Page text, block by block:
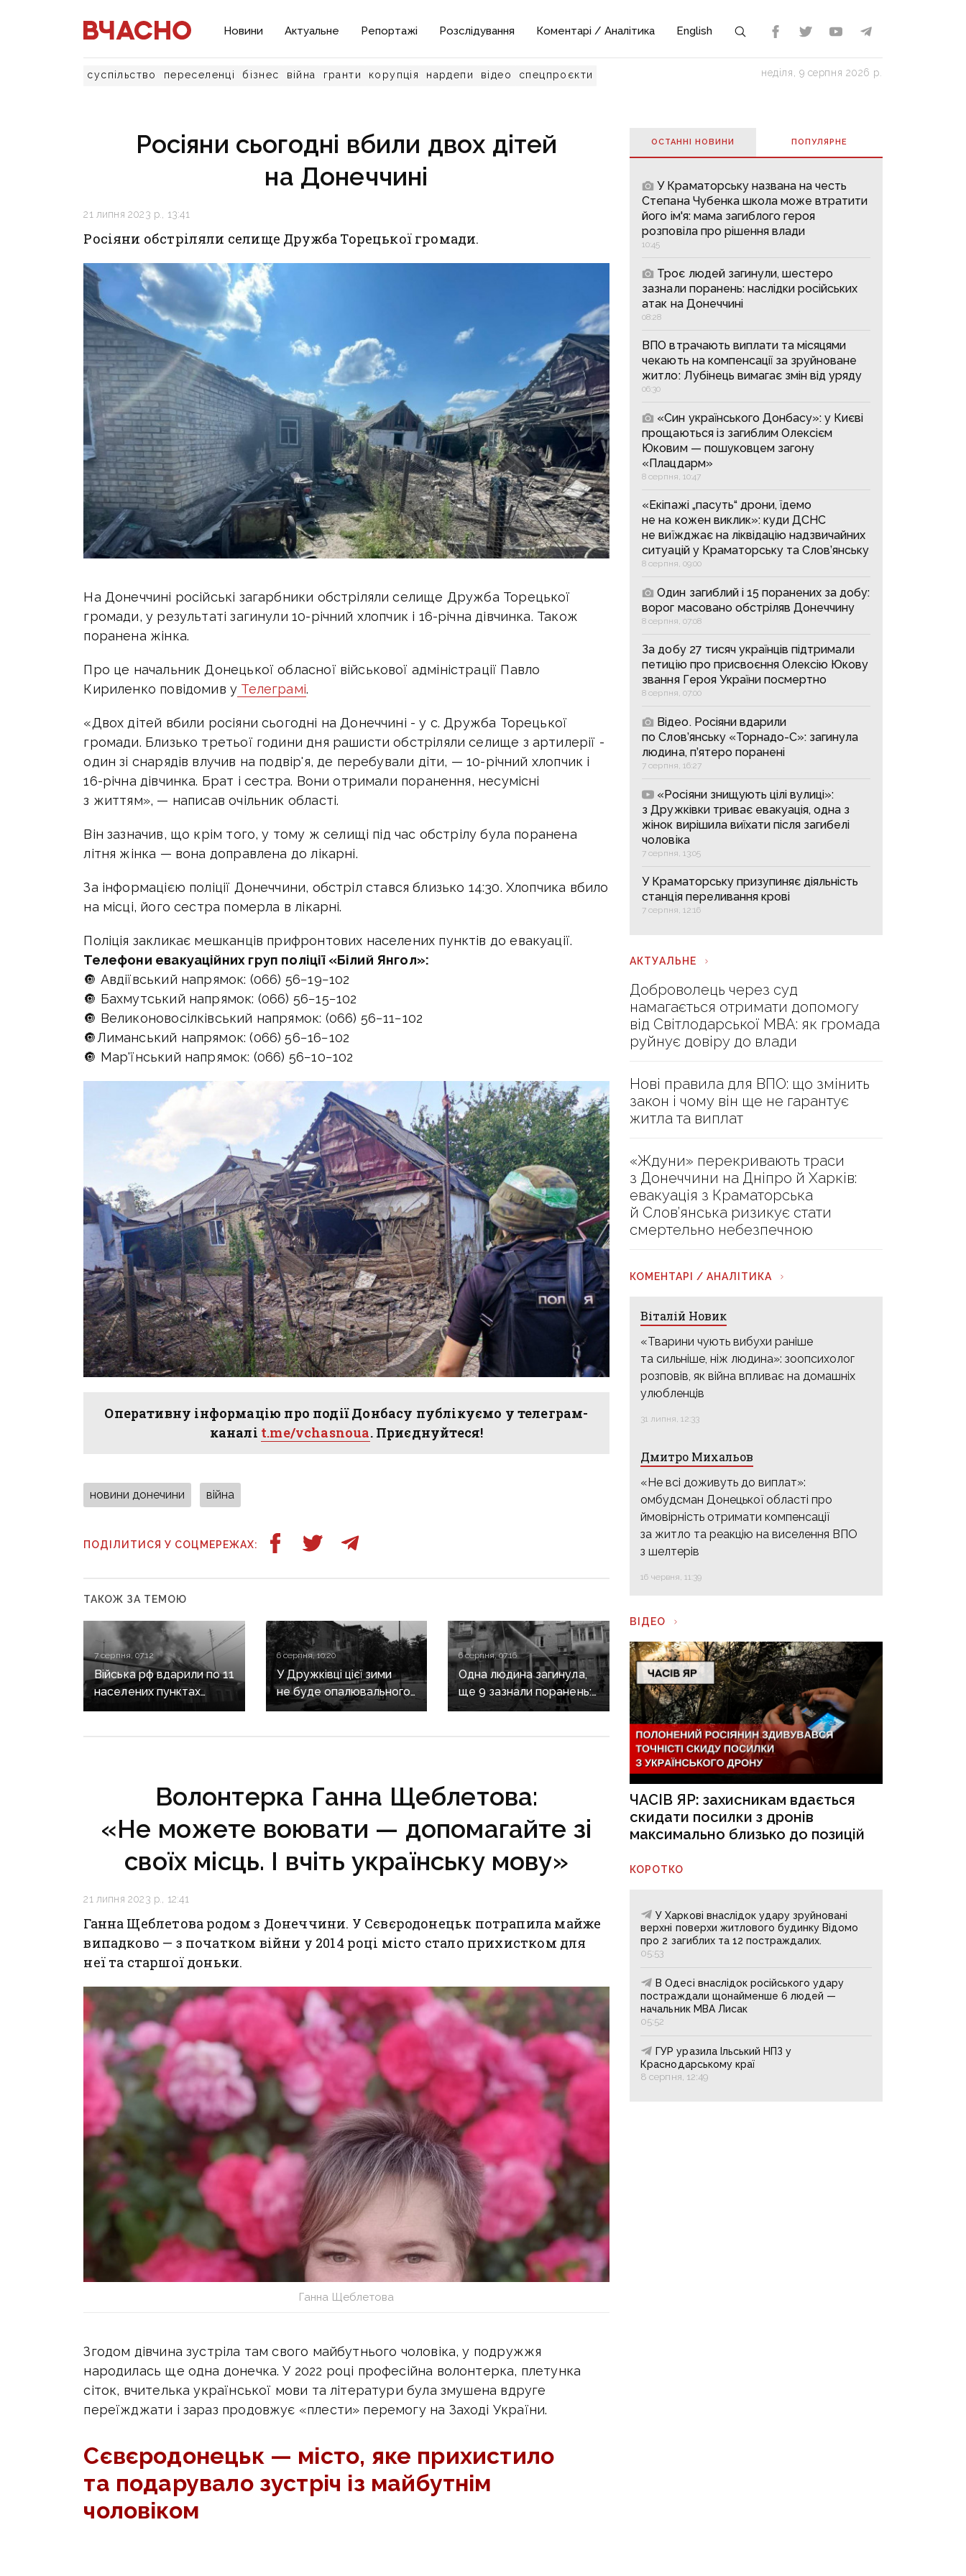
Новини Актуальне Репортажі Розслідування Коментарі / Аналітика English
суспільство переселенці бізнес війна гранти корупція нардепи відео спецпроєкти неділя, 9 серпня 2026 р.
Росіяни сьогодні вбили двох дітей
на Донеччині
21 липня 2023 р., 13:41
Росіяни обстріляли селище Дружба Торецької громади.
На Донеччині російські загарбники обстріляли селище Дружба Торецької
громади, у результаті загинули 10-річний хлопчик і 16-річна дівчинка. Також
поранена жінка.
Про це начальник Донецької обласної військової адміністрації Павло
Кириленко повідомив у Телеграмі.
«Двох дітей вбили росіяни сьогодні на Донеччині - у с. Дружба Торецької
громади. Близько третьої години дня рашисти обстріляли селище з артилерії -
один зі снарядів влучив на подвір'я, де перебували діти, — 10-річний хлопчик і
16-річна дівчинка. Брат і сестра. Вони отримали поранення, несумісні
з життям», — написав очільник області.
Він зазначив, що крім того, у тому ж селищі під час обстрілу була поранена
літня жінка — вона доправлена до лікарні.
За інформацією поліції Донеччини, обстріл стався близько 14:30. Хлопчика вбило
на місці, його сестра померла в лікарні.
Поліція закликає мешканців прифронтових населених пунктів до евакуації.
Телефони евакуаційних груп поліції «Білий Янгол»:
🔘 Авдіївський напрямок: (066) 56−19−102
🔘 Бахмутський напрямок: (066) 56−15−102
🔘 Великоновосілківський напрямок: (066) 56−11−102
🔘Лиманський напрямок: (066) 56−16−102
🔘 Мар'їнський напрямок: (066) 56−10−102
Оперативну інформацію про події Донбасу публікуємо у телеграм-
каналі t.me/vchasnoua. Приєднуйтеся!
новини донечини війна
ПОДІЛИТИСЯ У СОЦМЕРЕЖАХ:
ТАКОЖ ЗА ТЕМОЮ
7 серпня, 07:12
Війська рф вдарили по 11
населених пунктах
Донеччини: одна людина
6 серпня, 10:20
У Дружківці цієї зими
не буде опалювального
сезону: фронт
6 серпня, 07:16
Одна людина загинула,
ще 9 зазнали поранень:
воєнні злочини
Волонтерка Ганна Щеблетова:
«Не можете воювати — допомагайте зі
своїх місць. І вчіть українську мову»
21 липня 2023 р., 12:41
Ганна Щеблетова родом з Донеччини. У Сєвєродонецьк потрапила майже
випадково — з початком війни у 2014 році місто стало прихистком для
неї та старшої доньки.
Ганна Щеблетова
Згодом дівчина зустріла там свого майбутнього чоловіка, у подружжя
народилась ще одна донечка. У 2022 році професійна волонтерка, плетунка
сіток, вчителька української мови та літератури була змушена вдруге
переїжджати і зараз продовжує «плести» перемогу на Заході України.
Сєвєродонецьк — місто, яке прихистило
та подарувало зустріч із майбутнім
чоловіком
ОСТАННІ НОВИНИ ПОПУЛЯРНE
У Краматорську названа на честь
Степана Чубенка школа може втратити
його ім'я: мама загиблого героя
розповіла про рішення влади
10:45
Троє людей загинули, шестеро
зазнали поранень: наслідки російських
атак на Донеччині
08:28
ВПО втрачають виплати та місяцями
чекають на компенсації за зруйноване
житло: Лубінець вимагає змін від уряду
06:30
«Син українського Донбасу»: у Києві
прощаються із загиблим Олексієм
Юковим — пошуковцем загону
«Плацдарм»
8 серпня, 10:47
«Екіпажі „пасуть“ дрони, їдемо
не на кожен виклик»: куди ДСНС
не виїжджає на ліквідацію надзвичайних
ситуацій у Краматорську та Слов’янську
8 серпня, 09:00
Один загиблий і 15 поранених за добу:
ворог масовано обстріляв Донеччину
8 серпня, 07:08
За добу 27 тисяч українців підтримали
петицію про присвоєння Олексію Юкову
звання Героя України посмертно
8 серпня, 07:00
Відео. Росіяни вдарили
по Слов’янську «Торнадо-С»: загинула
людина, п’ятеро поранені
7 серпня, 16:27
«Росіяни знищують цілі вулиці»:
з Дружківки триває евакуація, одна з
жінок вирішила виїхати після загибелі
чоловіка
7 серпня, 13:05
У Краматорську призупиняє діяльність
станція переливання крові
7 серпня, 12:16
АКТУАЛЬНЕ
Доброволець через суд
намагається отримати допомогу
від Світлодарської МВА: як громада
руйнує довіру до влади
Нові правила для ВПО: що змінить
закон і чому він ще не гарантує
житла та виплат
«Ждуни» перекривають траси
з Донеччини на Дніпро й Харків:
евакуація з Краматорська
й Слов’янська ризикує стати
смертельно небезпечною
КОМЕНТАРІ / АНАЛІТИКА
Віталій Новик
«Тварини чують вибухи раніше
та сильніше, ніж людина»: зоопсихолог
розповів, як війна впливає на домашніх
улюбленців
31 липня, 12:33
Дмитро Михальов
«Не всі доживуть до виплат»:
омбудсман Донецької області про
ймовірність отримати компенсації
за житло та реакцію на виселення ВПО
з шелтерів
16 червня, 11:39
ВІДЕО
ЧАСІВ ЯР: захисникам вдається
скидати посилки з дронів
максимально близько до позицій
КОРОТКО
У Харкові внаслідок удару зруйновані
верхні поверхи житлового будинку Відомо
про 2 загиблих та 12 постраждалих.
05:53
В Одесі внаслідок російського удару
постраждали щонайменше 6 людей —
начальник МВА Лисак
05:52
ГУР уразила Ільський НПЗ у
Краснодарському краї
8 серпня, 12:49